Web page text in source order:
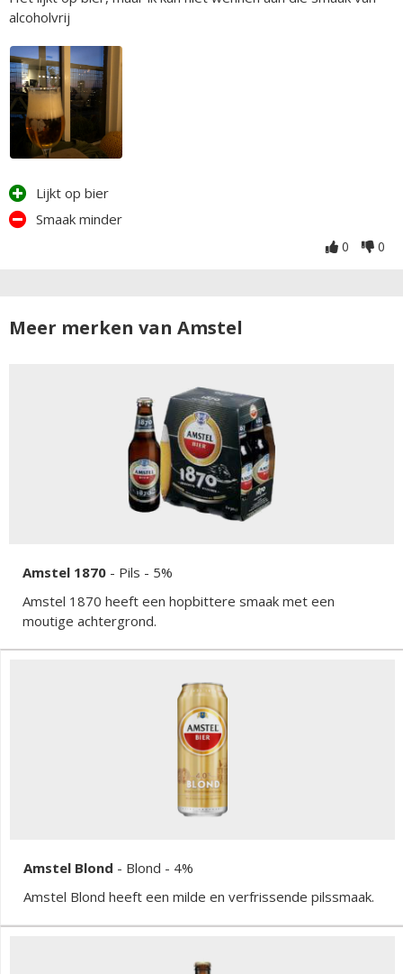
alcoholvrij
Lijkt op bier
Smaak minder
0 0
Meer merken van Amstel
Amstel 1870 - Pils - 5%
Amstel 1870 heeft een hopbittere smaak met een
moutige achtergrond.
Amstel Blond - Blond - 4%
Amstel Blond heeft een milde en verfrissende pilssmaak.